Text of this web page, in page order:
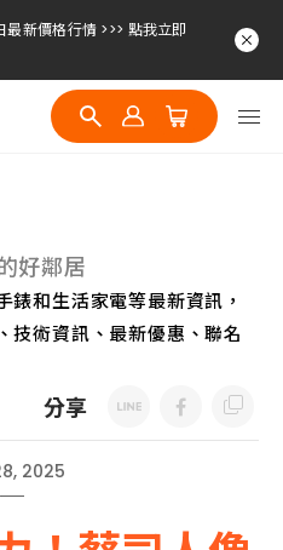
新價格行情 >>> 點我立即
新價格行情 >>> 點我立即
新價格行情 >>> 點我立即
新價格行情 >>> 點我立即
好鄰居
和生活家電等最新資訊，
技術資訊、最新優惠、聯名
分享
2025